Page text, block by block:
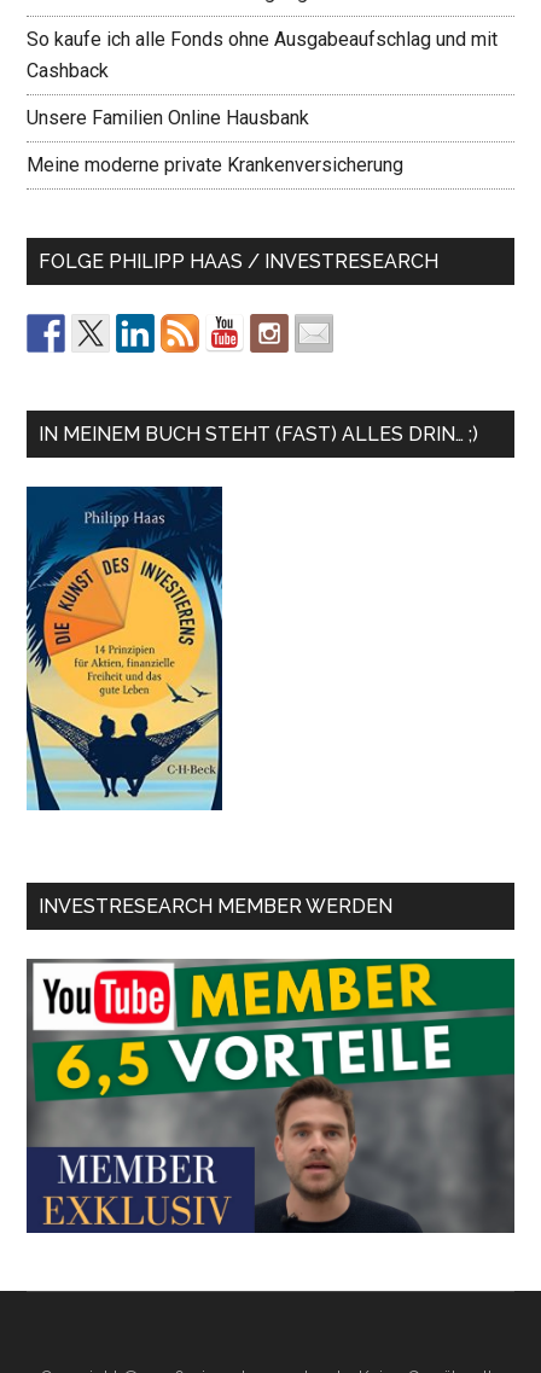
So kaufe ich alle Fonds ohne Ausgabeaufschlag und mit
Cashback
Unsere Familien Online Hausbank
Meine moderne private Krankenversicherung
FOLGE PHILIPP HAAS / INVESTRESEARCH
IN MEINEM BUCH STEHT (FAST) ALLES DRIN… ;)
INVESTRESEARCH MEMBER WERDEN